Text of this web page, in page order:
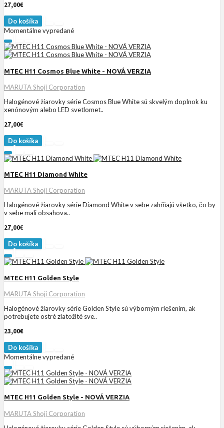
27,00€
Do košíka
Momentálne vypredané
MTEC H11 Cosmos Blue White - NOVÁ VERZIA
MARUTA Shoji Corporation
Halogénové žiarovky série Cosmos Blue White sú skvelým doplnok ku
xenónovým alebo LED svetlomet..
27,00€
Do košíka
MTEC H11 Diamond White
MARUTA Shoji Corporation
Halogénové žiarovky série Diamond White v sebe zahŕňajú všetko, čo by
v sebe mali obsahova..
27,00€
Do košíka
MTEC H11 Golden Style
MARUTA Shoji Corporation
Halogénové žiarovky série Golden Style sú výborným riešením, ak
potrebujete ostré zlatožlté sve..
23,00€
Do košíka
Momentálne vypredané
MTEC H11 Golden Style - NOVÁ VERZIA
MARUTA Shoji Corporation